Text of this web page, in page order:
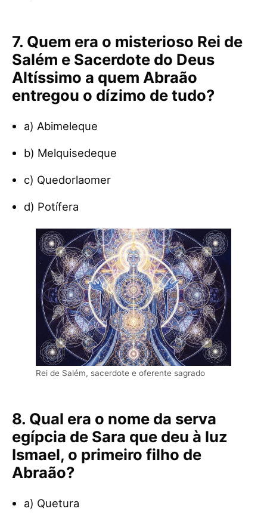
7. Quem era o misterioso Rei de
Salém e Sacerdote do Deus
Altíssimo a quem Abraão
entregou o dízimo de tudo?
a) Abimeleque
b) Melquisedeque
c) Quedorlaomer
d) Potífera
Rei de Salém, sacerdote e oferente sagrado
8. Qual era o nome da serva
egípcia de Sara que deu à luz
Ismael, o primeiro filho de
Abraão?
a) Quetura